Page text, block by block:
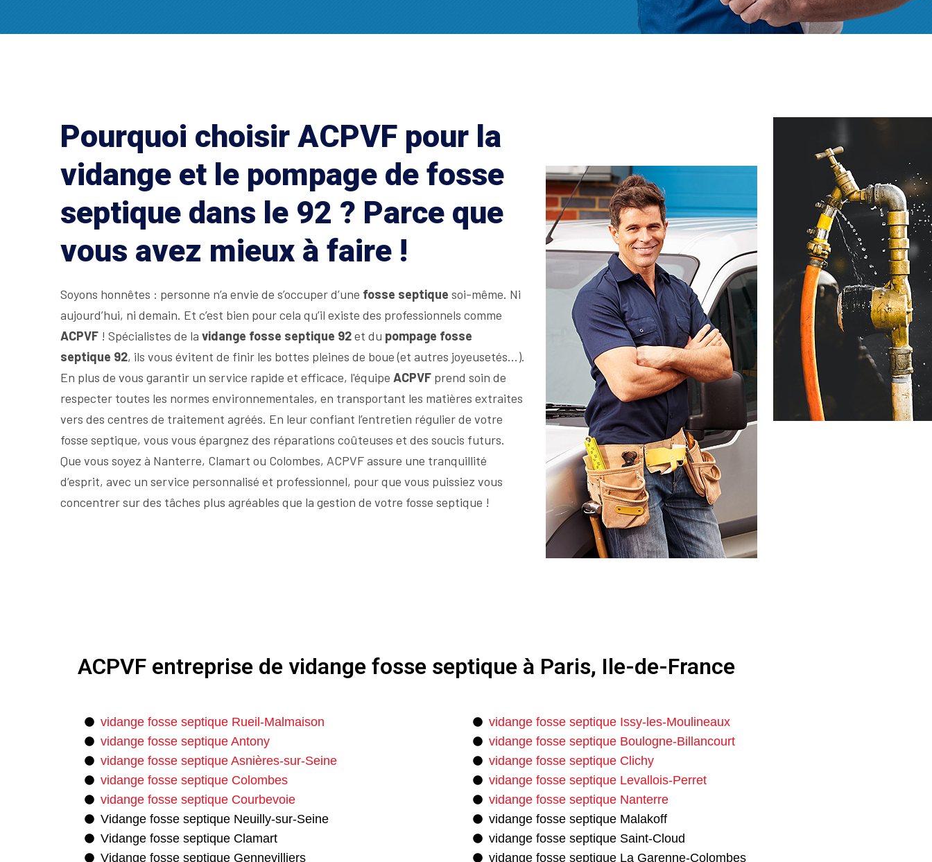
Pourquoi choisir ACPVF pour la
vidange et le pompage de fosse
septique dans le 92 ? Parce que
vous avez mieux à faire !
Soyons honnêtes : personne n’a envie de s’occuper d’une fosse septique soi-même. Ni
aujourd’hui, ni demain. Et c’est bien pour cela qu’il existe des professionnels comme
ACPVF ! Spécialistes de la vidange fosse septique 92et du pompage fosse
septique 92, ils vous évitent de finir les bottes pleines de boue (et autres joyeusetés…).
En plus de vous garantir un service rapide et efficace, l'équipe ACPVF prend soin de
respecter toutes les normes environnementales, en transportant les matières extraites
vers des centres de traitement agréés. En leur confiant l’entretien régulier de votre
fosse septique, vous vous épargnez des réparations coûteuses et des soucis futurs.
Que vous soyez à Nanterre, Clamart ou Colombes, ACPVF assure une tranquillité
d’esprit, avec un service personnalisé et professionnel, pour que vous puissiez vous
concentrer sur des tâches plus agréables que la gestion de votre fosse septique !
ACPVF entreprise de vidange fosse septique à Paris, Ile-de-France
vidange fosse septique Rueil-Malmaison
vidange fosse septique Antony
vidange fosse septique Asnières-sur-Seine
vidange fosse septique Colombes
vidange fosse septique Courbevoie
Vidange fosse septique Neuilly-sur-Seine
Vidange fosse septique Clamart
Vidange fosse septique Gennevilliers
vidange fosse septique Issy-les-Moulineaux
vidange fosse septique Boulogne-Billancourt
vidange fosse septique Clichy
vidange fosse septique Levallois-Perret
vidange fosse septique Nanterre
vidange fosse septique Malakoff
vidange fosse septique Saint-Cloud
vidange fosse septique La Garenne-Colombes